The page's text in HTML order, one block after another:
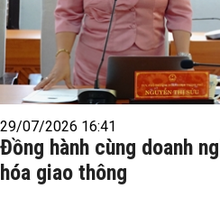
29/07/2026 16:41
Đồng hành cùng doanh
hóa giao thông